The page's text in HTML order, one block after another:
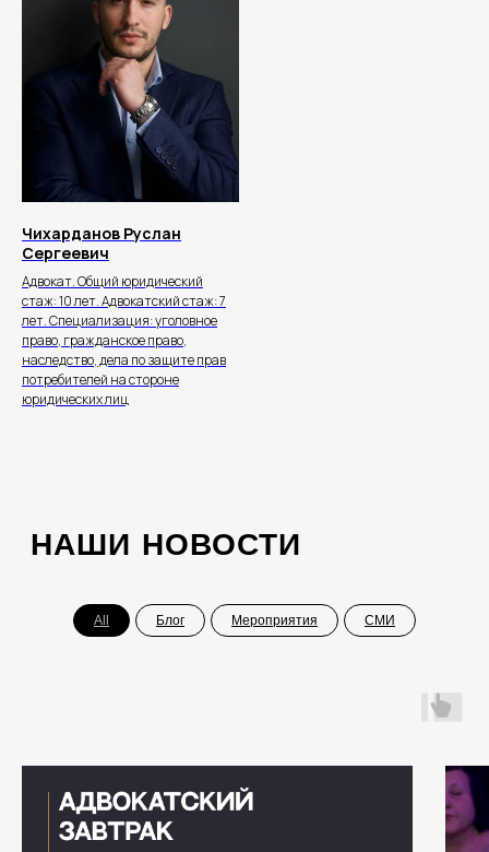
Чихарданов Руслан
Сергеевич
Адвокат. Общий юридический
стаж: 10 лет. Адвокатский стаж: 7
лет. Специализация: уголовное
право, гражданское право,
наследство, дела по защите прав
потребителей на стороне
юридических лиц
All Блог Мероприятия СМИ
+7 495 532-05-77